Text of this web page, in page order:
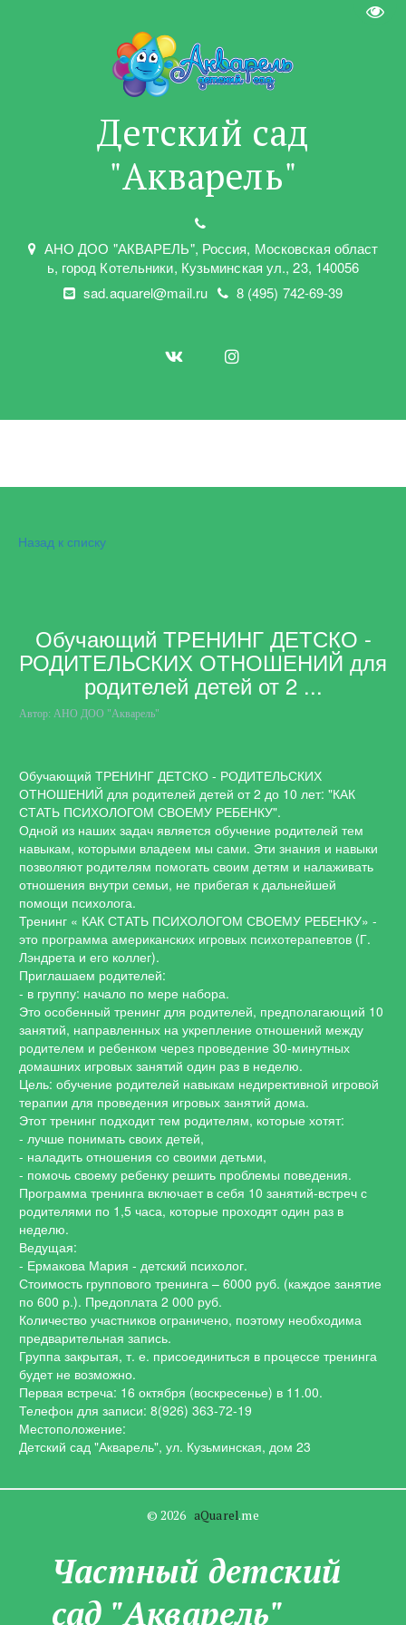
Детский сад
"Акварель"
АНО ДОО "АКВАРЕЛЬ", Россия, Московская област
ь, город Котельники, Кузьминская ул.,23, 140056
sad.aquarel@mail.ru
8 (495) 742-69-39
Назад к списку
Обучающий ТРЕНИНГ ДЕТСКО -
РОДИТЕЛЬСКИХ ОТНОШЕНИЙ для
родителей детей от 2 ...
Автор: АНО ДОО "Акварель"
Обучающий ТРЕНИНГ ДЕТСКО - РОДИТЕЛЬСКИХ
ОТНОШЕНИЙ для родителей детей от 2 до 10 лет: "КАК
СТАТЬ ПСИХОЛОГОМ СВОЕМУ РЕБЕНКУ".
Одной из наших задач является обучение родителей тем
навыкам, которыми владеем мы сами. Эти знания и навыки
позволяют родителям помогать своим детям и налаживать
отношения внутри семьи, не прибегая к дальнейшей
помощи психолога.
Тренинг « КАК СТАТЬ ПСИХОЛОГОМ СВОЕМУ РЕБЕНКУ» -
это программа американских игровых психотерапевтов (Г.
Лэндрета и его коллег).
Приглашаем родителей:
- в группу: начало по мере набора.
Это особенный тренинг для родителей, предполагающий 10
занятий, направленных на укрепление отношений между
родителем и ребенком через проведение 30-минутных
домашних игровых занятий один раз в неделю.
Цель: обучение родителей навыкам недирективной игровой
терапии для проведения игровых занятий дома.
Этот тренинг подходит тем родителям, которые хотят:
- лучше понимать своих детей,
- наладить отношения со своими детьми,
- помочь своему ребенку решить проблемы поведения.
Программа тренинга включает в себя 10 занятий-встреч с
родителями по 1,5 часа, которые проходят один раз в
неделю.
Ведущая:
- Ермакова Мария - детский психолог.
Стоимость группового тренинга – 6000 руб. (каждое занятие
по 600 р.). Предоплата 2 000 руб.
Количество участников ограничено, поэтому необходима
предварительная запись.
Группа закрытая, т. е. присоединиться в процессе тренинга
будет не возможно.
Первая встреча: 16 октября (воскресенье) в 11.00.
Телефон для записи: 8(926) 363-72-19
Местоположение:
Детский сад "Акварель", ул. Кузьминская, дом 23
© 2026 aQuarel.me
Частны­­й детский
сад "Акварель"